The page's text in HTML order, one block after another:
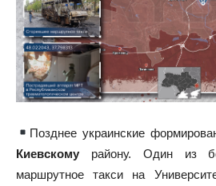
Позднее украинские
Киевскому району. Один из
маршрутное такси на